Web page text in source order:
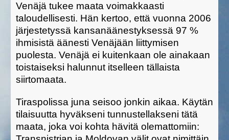
Venäjä tukee maata voimakkaasti
taloudellisesti. Hän kertoo, että vuonna 2006
järjestetyssä kansanäänestyksessä 97 %
ihmisistä äänesti Venäjään liittymisen
puolesta. Venäjä ei kuitenkaan ole ainakaan
toistaiseksi halunnut itselleen tällaista
siirtomaata.
Tiraspolissa juna seisoo jonkin aikaa. Käytän
tilaisuutta hyväkseni tunnustellakseni tätä
maata, joka voi kohta hävitä olemattomiin: